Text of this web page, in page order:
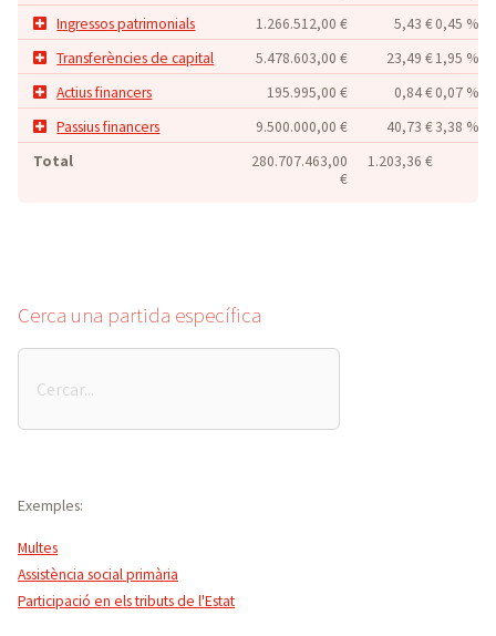
Ingressos patrimonials
1.266.512,00 € 5,43 €0,45 %
Transferències de capital
5.478.603,00 € 23,49 €1,95 %
Actius financers
195.995,00 € 0,84 €0,07 %
Passius financers
9.500.000,00 € 40,73 €3,38 %
Total
280.707.463,00
€
1.203,36 €
Cerca una partida específica
una
Exemples:
Multes
Assistència social primària
Participació en els tributs de l'Estat